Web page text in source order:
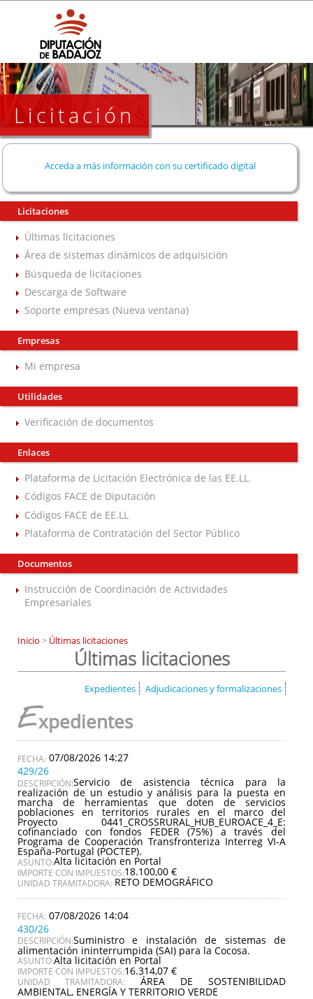
Licitación
Acceda a más información con su certificado digital
Licitaciones
Últimas licitaciones
Área de sistemas dinámicos de adquisición
Búsqueda de licitaciones
Descarga de Software
Soporte empresas (Nueva ventana)
Empresas
Mi empresa
Utilidades
Verificación de documentos
Enlaces
Plataforma de Licitación Electrónica de las EE.LL.
Códigos FACE de Diputación
Códigos FACE de EE.LL
Plataforma de Contratación del Sector Público
Documentos
Instrucción de Coordinación de Actividades
Empresariales
Inicio > Últimas licitaciones
Últimas licitaciones
Expedientes Adjudicaciones y formalizaciones
Expedientes
07/08/2026 14:27
429/26
DESCRIPCIÓN:Servicio de asistencia técnica para la
realización de un estudio y análisis para la puesta en
marcha de herramientas que doten de servicios
poblaciones en territorios rurales en el marco del
Proyecto 0441_CROSSRURAL_HUB_EUROACE_4_E:
cofinanciado con fondos FEDER (75%) a través del
Programa de Cooperación Transfronteriza Interreg VI-A
España-Portugal (POCTEP).
ASUNTO:Alta licitación en Portal
IMPORTE CON IMPUESTOS:18.100,00 €
UNIDAD TRAMITADORA: RETO DEMOGRÁFICO
07/08/2026 14:04
430/26
DESCRIPCIÓN:Suministro e instalación de sistemas de
alimentación ininterrumpida (SAI) para la Cocosa.
ASUNTO:Alta licitación en Portal
IMPORTE CON IMPUESTOS:16.314,07 €
UNIDAD TRAMITADORA: ÁREA DE SOSTENIBILIDAD
AMBIENTAL, ENERGÍA Y TERRITORIO VERDE